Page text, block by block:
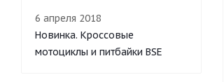
6 апреля 2018
Новинка. Кроссовые
мотоциклы и питбайки BSE